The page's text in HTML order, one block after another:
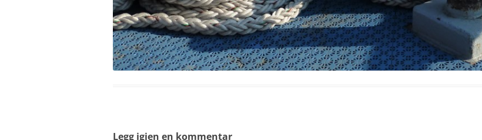
Legg igjen en kommentar